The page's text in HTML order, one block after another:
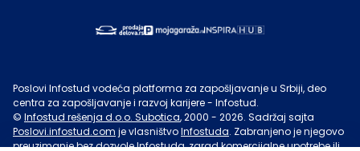
Poslovi Infostud vodeća platforma za zapošljavanje u Srbiji, deo
centra za zapošljavanje i razvoj karijere - Infostud.
© Infostud rešenja d.o.o. Subotica, 2000 - 2026. Sadržaj sajta
Poslovi.infostud.com je vlasništvoInfostuda. Zabranjeno je njegovo
preuzimanje bez dozvoleInfostuda, zarad komercijalne upotrebe ili